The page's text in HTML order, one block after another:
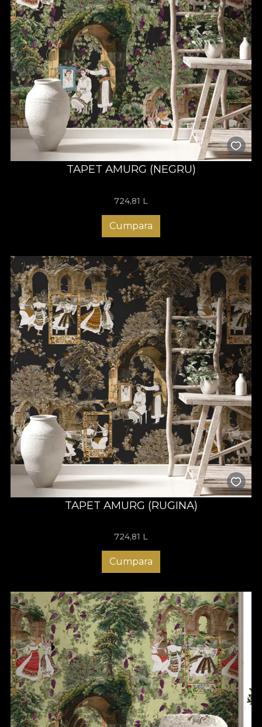
TAPET AMURG (NEGRU)
724,81 L
Cumpara
TAPET AMURG (RUGINA)
724,81 L
Cumpara